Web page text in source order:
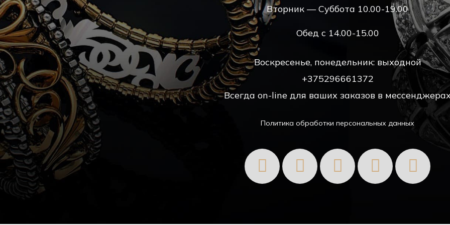
Вторник — Суббота 10.00-19.00
Обед с 14.00-15.00
Воскресенье, понедельник: выходной
+375296661372
Всегда on-line для ваших заказов в
Политика обработки персональных данных